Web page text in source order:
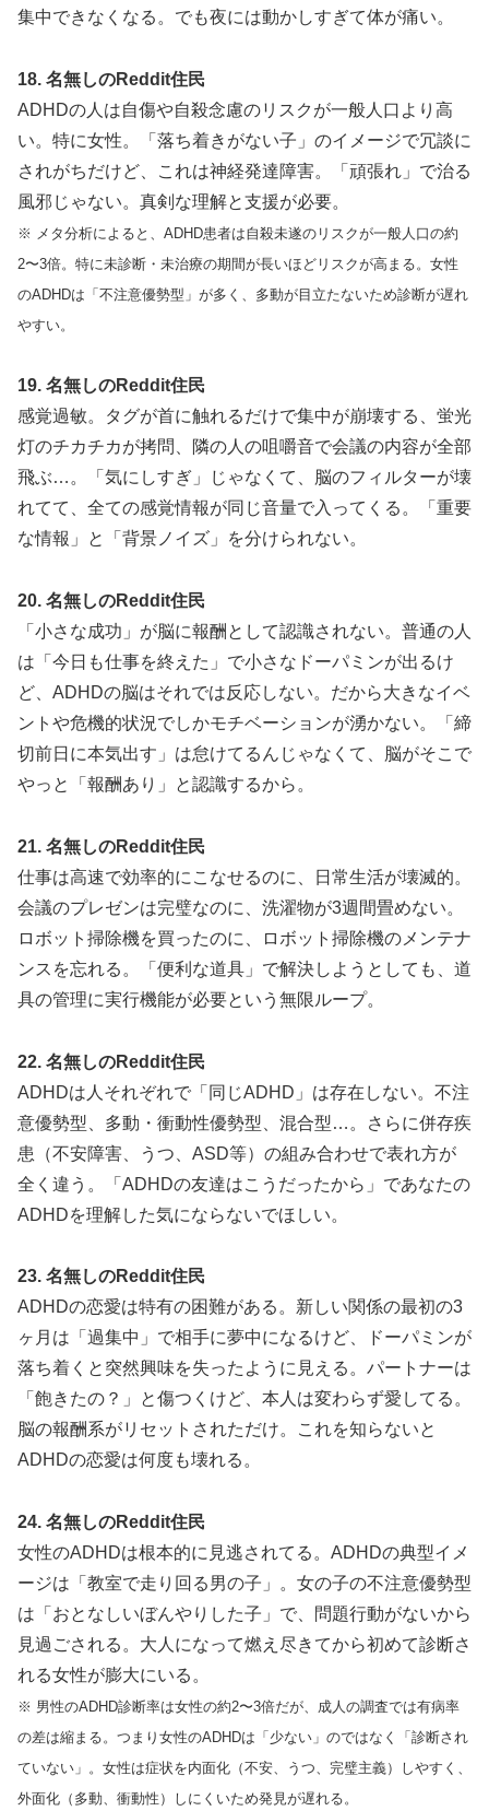
集中できなくなる。でも夜には動かしすぎて体が痛い。
18. 名無しのReddit住民
ADHDの人は自傷や自殺念慮のリスクが一般人口より高
い。特に女性。「落ち着きがない子」のイメージで冗談に
されがちだけど、これは神経発達障害。「頑張れ」で治る
風邪じゃない。真剣な理解と支援が必要。
※ メタ分析によると、ADHD患者は自殺未遂のリスクが一般人口の約
2〜3倍。特に未診断・未治療の期間が長いほどリスクが高まる。女性
のADHDは「不注意優勢型」が多く、多動が目立たないため診断が遅れ
やすい。
19. 名無しのReddit住民
感覚過敏。タグが首に触れるだけで集中が崩壊する、蛍光
灯のチカチカが拷問、隣の人の咀嚼音で会議の内容が全部
飛ぶ…。「気にしすぎ」じゃなくて、脳のフィルターが壊
れてて、全ての感覚情報が同じ音量で入ってくる。「重要
な情報」と「背景ノイズ」を分けられない。
20. 名無しのReddit住民
「小さな成功」が脳に報酬として認識されない。普通の人
は「今日も仕事を終えた」で小さなドーパミンが出るけ
ど、ADHDの脳はそれでは反応しない。だから大きなイベ
ントや危機的状況でしかモチベーションが湧かない。「締
切前日に本気出す」は怠けてるんじゃなくて、脳がそこで
やっと「報酬あり」と認識するから。
21. 名無しのReddit住民
仕事は高速で効率的にこなせるのに、日常生活が壊滅的。
会議のプレゼンは完璧なのに、洗濯物が3週間畳めない。
ロボット掃除機を買ったのに、ロボット掃除機のメンテナ
ンスを忘れる。「便利な道具」で解決しようとしても、道
具の管理に実行機能が必要という無限ループ。
22. 名無しのReddit住民
ADHDは人それぞれで「同じADHD」は存在しない。不注
意優勢型、多動・衝動性優勢型、混合型…。さらに併存疾
患（不安障害、うつ、ASD等）の組み合わせで表れ方が
全く違う。「ADHDの友達はこうだったから」であなたの
ADHDを理解した気にならないでほしい。
23. 名無しのReddit住民
ADHDの恋愛は特有の困難がある。新しい関係の最初の3
ヶ月は「過集中」で相手に夢中になるけど、ドーパミンが
落ち着くと突然興味を失ったように見える。パートナーは
「飽きたの？」と傷つくけど、本人は変わらず愛してる。
脳の報酬系がリセットされただけ。これを知らないと
ADHDの恋愛は何度も壊れる。
24. 名無しのReddit住民
女性のADHDは根本的に見逃されてる。ADHDの典型イメ
ージは「教室で走り回る男の子」。女の子の不注意優勢型
は「おとなしいぼんやりした子」で、問題行動がないから
見過ごされる。大人になって燃え尽きてから初めて診断さ
れる女性が膨大にいる。
※ 男性のADHD診断率は女性の約2〜3倍だが、成人の調査では有病率
の差は縮まる。つまり女性のADHDは「少ない」のではなく「診断され
ていない」。女性は症状を内面化（不安、うつ、完璧主義）しやすく、
外面化（多動、衝動性）しにくいため発見が遅れる。